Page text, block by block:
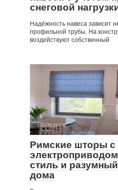
снеговой
Надёжность навеса зависит
профильной трубы. На
воздействуют собственный
Полезное
Римские шторы с
стиль и
дома